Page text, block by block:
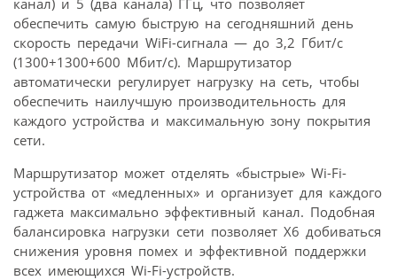
обеспечить самую быструю на сегодняшний день
скорость передачи WiFi-сигнала — до 3,2 Гбит/с
(1300+1300+600 Мбит/с). Маршрутизатор
автоматически регулирует нагрузку на сеть, чтобы
обеспечить наилучшую производительность для
каждого устройства и максимальную зону покрытия
сети.
Маршрутизатор может отделять «быстрые» Wi-Fi-
устройства от «медленных» и организует для каждого
гаджета максимально эффективный канал. Подобная
балансировка нагрузки сети позволяет X6 добиваться
снижения уровня помех и эффективной поддержки
всех имеющихся Wi-Fi-устройств.